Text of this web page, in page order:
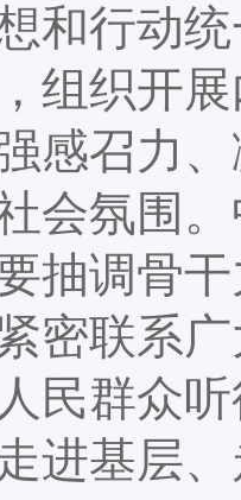
和行动
组织开
感召力
会氛围
抽调骨
密联系
民群众
进基层